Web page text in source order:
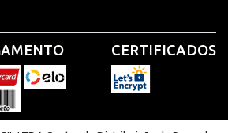
CERTIFICADOS